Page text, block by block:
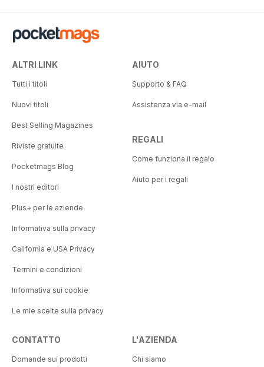
ALTRI LINK
Tutti i titoli
Nuovi titoli
Best Selling Magazines
Riviste gratuite
Pocketmags Blog
I nostri editori
Plus+ per le aziende
Informativa sulla privacy
California e USA Privacy
Termini e condizioni
Informativa sui cookie
Le mie scelte sulla privacy
AIUTO
Supporto & FAQ
Assistenza via e-mail
REGALI
Come funziona il regalo
Aiuto per i regali
CONTATTO
Domande sui prodotti
L'AZIENDA
Chi siamo